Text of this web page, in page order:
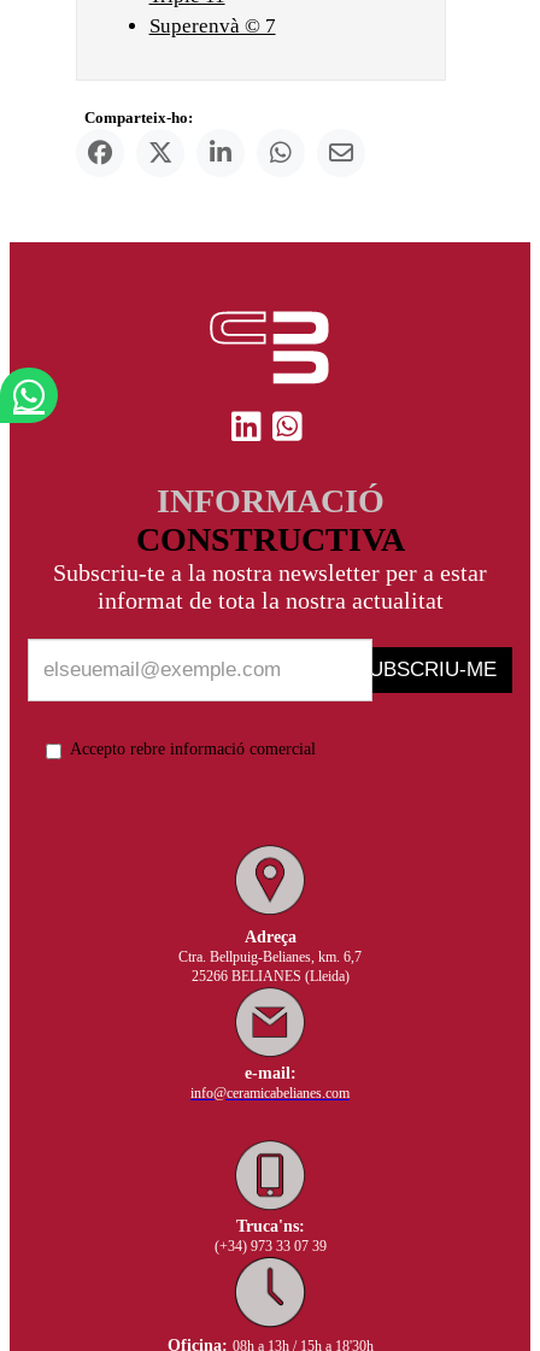
Superenvà © 7
Comparteix-ho:
INFORMACIÓ
CONSTRUCTIVA
Subscriu-te a la nostra newsletter per a estar
informat de tota la nostra actualitat
SUBSCRIU-ME
Accepto rebre informació comercial
Adreça
Ctra. Bellpuig-Belianes, km. 6,7
25266 BELIANES (Lleida)
e-mail:
info@ceramicabelianes.com
Truca'ns:
(+34) 973 33 07 39
Oficina: 08h a 13h / 15h a 18'30h